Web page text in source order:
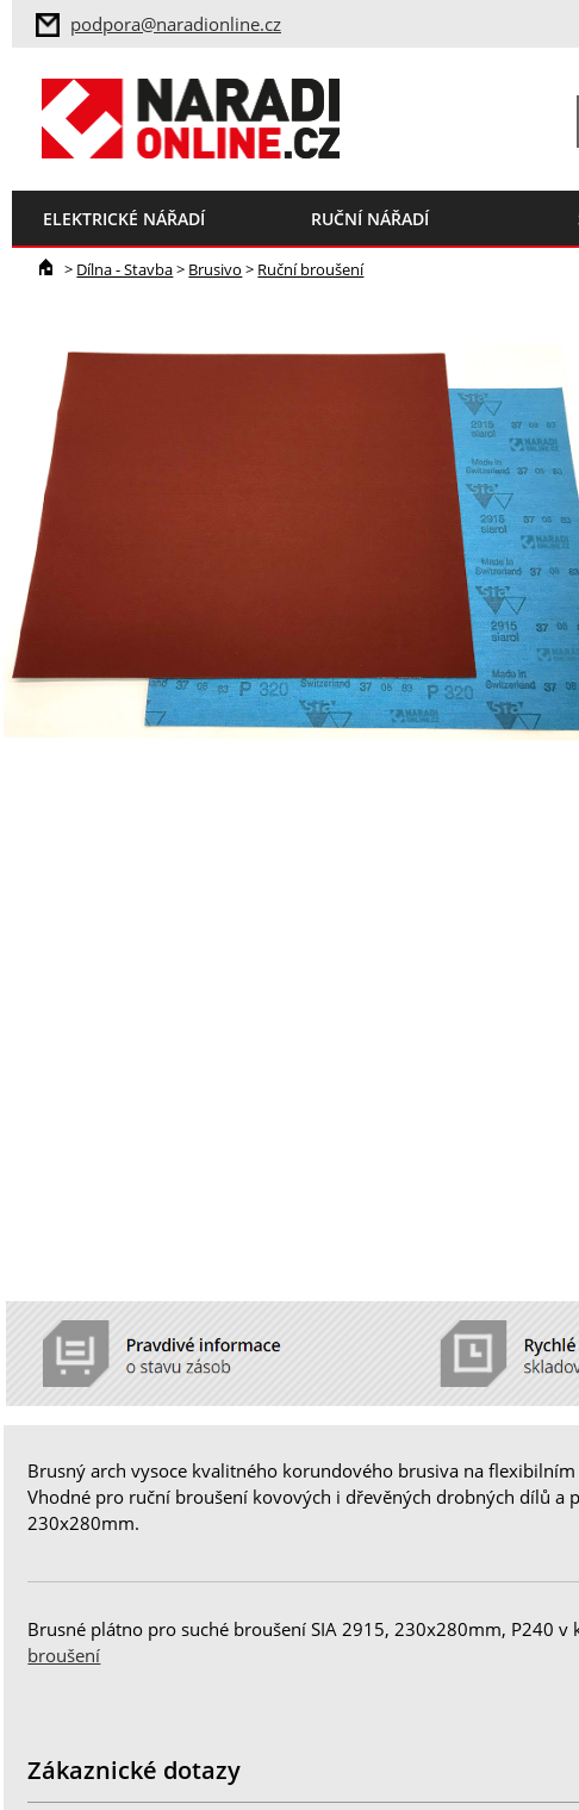
podpora@naradionline.cz
ELEKTRICKÉ NÁŘADÍ RUČNÍ NÁŘADÍ
> Dílna - Stavba> Brusivo > Ruční broušení
Brusný arch vysoce kvalitného korundového brusiva na
Vhodné pro ruční broušení kovových i dřevěných drobných dílů a
230x280mm.
Brusné plátno pro suché broušení SIA 2915, 230x280mm, P240 v
broušení
Zákaznické dotazy